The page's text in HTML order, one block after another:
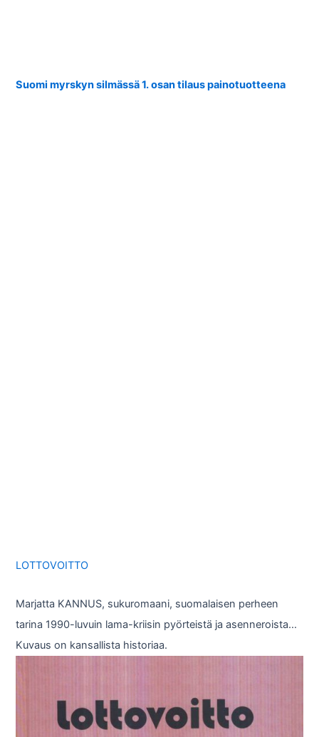
Suomi myrskyn silmässä 1. osan tilaus painotuotteena
LOTTOVOITTO
Marjatta KANNUS, sukuromaani, suomalaisen perheen
tarina 1990-luvuin lama-kriisin pyörteistä ja asenneroista…
Kuvaus on kansallista historiaa.